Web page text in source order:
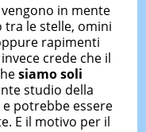
di America
numerose testate ed
Culturale "La
vengono in mente
tra le stelle, omini
rapimenti
crede che il
siamo soli
studio della
e potrebbe essere
E il motivo per il